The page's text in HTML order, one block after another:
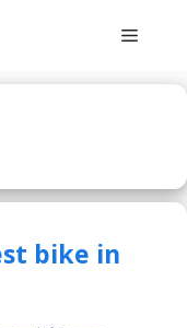
Menu
bike in